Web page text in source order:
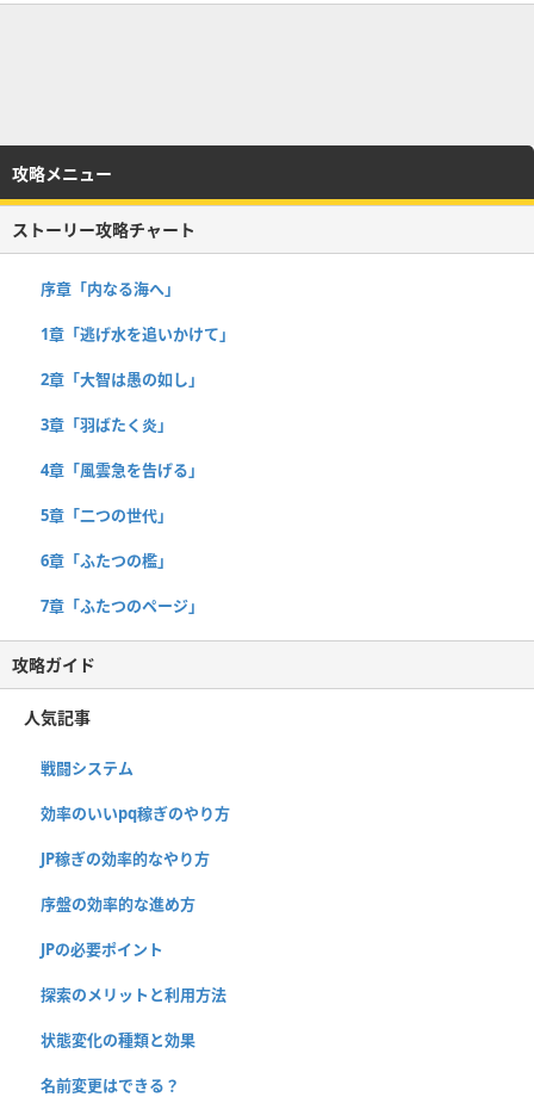
攻略メニュー
ストーリー攻略チャート
序章「内なる海へ」
1章「逃げ水を追いかけて」
2章「大智は愚の如し」
3章「羽ばたく炎」
4章「風雲急を告げる」
5章「二つの世代」
6章「ふたつの檻」
7章「ふたつのページ」
攻略ガイド
人気記事
戦闘システム
効率のいいpq稼ぎのやり方
JP稼ぎの効率的なやり方
序盤の効率的な進め方
JPの必要ポイント
探索のメリットと利用方法
状態変化の種類と効果
名前変更はできる？